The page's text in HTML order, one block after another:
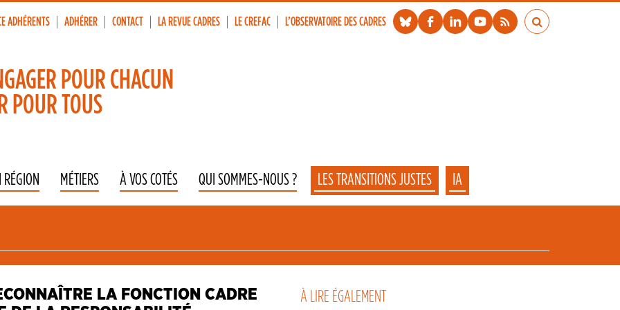
ADHÉRENTS ADHÉRER CONTACT LA REVUE CADRES LE CREFAC L’OBSERVATOIRE DES CADRES
POUR CHACUN
POUR TOUS
RÉGION MÉTIERS À VOS COTÉS QUI SOMMES-NOUS ? LES TRANSITIONS JUSTES IA
LA FONCTION CADRE
padding-bottom: 56.25%; padding-top: 0; height: 0;"><iframe title="Vidéo Présentation Formation E-learning ANI Cadres"
À LIRE ÉGALEMENT